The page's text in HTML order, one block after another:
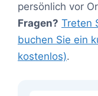
persönlich vor
Fragen? Treten
buchen Sie ein
kostenlos).